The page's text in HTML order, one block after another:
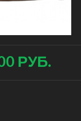
РУБ.